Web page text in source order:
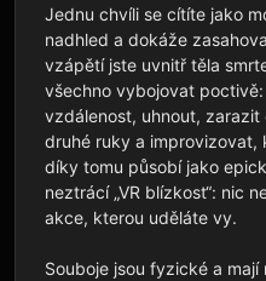
Jednu chvíli se cítíte jako
nadhled a dokáže
vzápětí jste uvnitř těla
všechno vybojovat
vzdálenost, uhnout,
druhé ruky a improvizovat,
díky tomu působí jako
neztrácí „VR blízkost“: nic
akce, kterou uděláte vy.
Souboje jsou fyzické a